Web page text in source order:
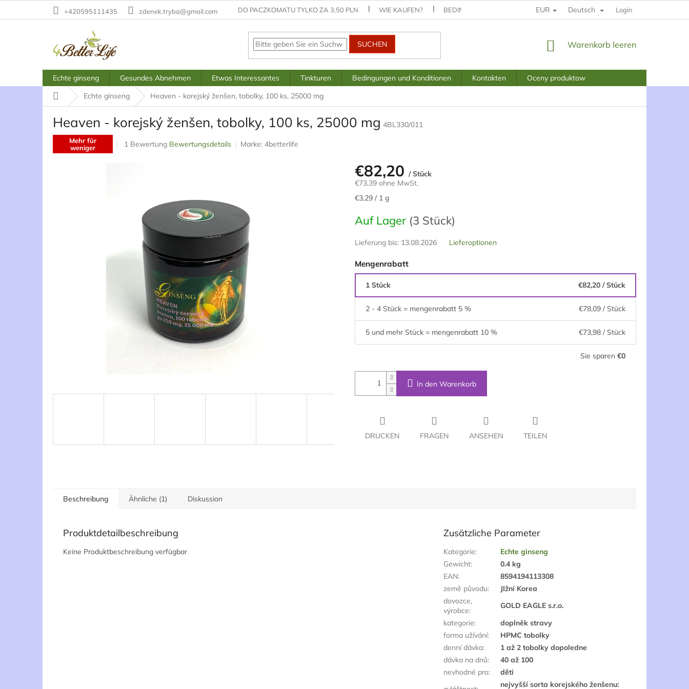
+420595111435 zdenek.tryba@gmail.com DO PACZKOMATU TYLKO ZA 3,50 PLN WIE KAUFEN? BEDINGUNGEN UND KONDITIONEN DATENSCHUTZBESTIMMUNGEN
EUR Deutsch Login
SUCHEN WARENKORB
Warenkorb leeren
Echte ginseng Gesundes Abnehmen Etwas Interessantes Tinkturen Bedingungen und Konditionen Kontakten
Oceny produktow
StartseiteEchte ginseng Heaven - korejský ženšen, tobolky, 100 ks, 25000 mg
Heaven - korejský ženšen, tobolky, 100 ks, 25000 mg 4BL330/011
Mehr für
weniger
Die
Sternen.
1 Bewertung Bewertungsdetails Marke: 4betterlife
€82,20 / Stück
€73,39 ohne MwSt.
Verkaufspreis:
€3,29 / 1 g
Auf Lager (3 Stück)
Lieferung bis: 13.08.2026 Lieferoptionen
Mengenrabatt
1 Stück €82,20 / Stück
2 - 4 Stück = mengenrabatt 5 % €78,09 / Stück
5 und mehr Stück = mengenrabatt 10 % €73,98 / Stück
Sie sparen €0
In den Warenkorb
DRUCKEN FRAGEN ANSEHEN TEILEN
Beschreibung Ähnliche (1) Diskussion
Produktdetailbeschreibung
Keine Produktbeschreibung verfügbar
Zusätzliche Parameter
Kategorie:
Echte ginseng
Gewicht:
0.4 kg
EAN:
8594194113308
země původu:
JIžní Korea
dovozce,
výrobce:
GOLD EAGLE s.r.o.
kategorie:
doplněk stravy
forma užívání:
HPMC tobolky
denní dávka:
1 až 2 tobolky dopoledne
dávka na dnů:
40 až 100
nevhodné pro:
děti
nejvyšší sorta korejského ženšenu: